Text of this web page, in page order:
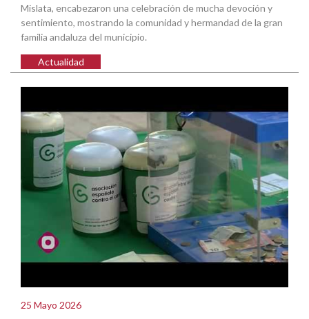
Mislata, encabezaron una celebración de mucha devoción y
sentimiento, mostrando la comunidad y hermandad de la gran
familia andaluza del municipio.
Actualidad
25 Mayo 2026